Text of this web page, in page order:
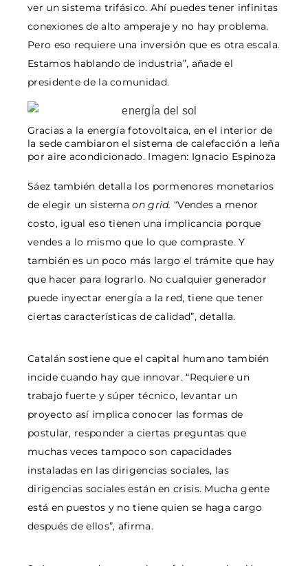
ver un sistema trifásico. Ahí puedes tener infinitas
conexiones de alto amperaje y no hay problema.
Pero eso requiere una inversión que es otra escala.
Estamos hablando de industria”, añade el
presidente de la comunidad.
Gracias a la energía fotovoltaica, en el interior de
la sede cambiaron el sistema de calefacción a leña
por aire acondicionado. Imagen: Ignacio Espinoza
Sáez también detalla los pormenores monetarios
de elegir un sistemaon grid. “Vendes a menor
costo, igual eso tienen una implicancia porque
vendes a lo mismo que lo que compraste. Y
también es un poco más largo el trámite que hay
que hacer para lograrlo. No cualquier generador
puede inyectar energía a la red, tiene que tener
ciertas características de calidad”, detalla.
Catalán sostiene que el capital humano también
incide cuando hay que innovar. “Requiere un
trabajo fuerte y súper técnico, levantar un
proyecto así implica conocer las formas de
postular, responder a ciertas preguntas que
muchas veces tampoco son capacidades
instaladas en las dirigencias sociales, las
dirigencias sociales están en crisis. Mucha gente
está en puestos y no tiene quien se haga cargo
después de ellos”, afirma.